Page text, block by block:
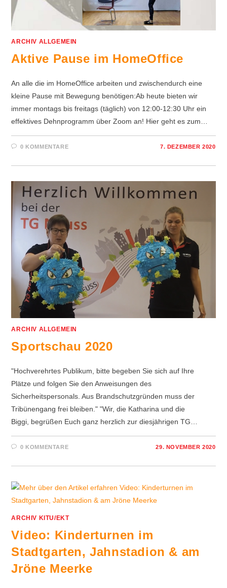
ARCHIV ALLGEMEIN
Aktive Pause im HomeOffice
An alle die im HomeOffice arbeiten und zwischendurch eine
kleine Pause mit Bewegung benötigen:Ab heute bieten wir
immer montags bis freitags (täglich) von 12:00-12:30 Uhr ein
effektives Dehnprogramm über Zoom an! Hier geht es zum…
0 KOMMENTARE 7. DEZEMBER 2020
ARCHIV ALLGEMEIN
Sportschau 2020
"Hochverehrtes Publikum, bitte begeben Sie sich auf Ihre
Plätze und folgen Sie den Anweisungen des
Sicherheitspersonals. Aus Brandschutzgründen muss der
Tribünengang frei bleiben." "Wir, die Katharina und die
Biggi, begrüßen Euch ganz herzlich zur diesjährigen TG…
0 KOMMENTARE 29. NOVEMBER 2020
ARCHIV KITU/EKT
Video: Kinderturnen im
Stadtgarten, Jahnstadion & am
Jröne Meerke